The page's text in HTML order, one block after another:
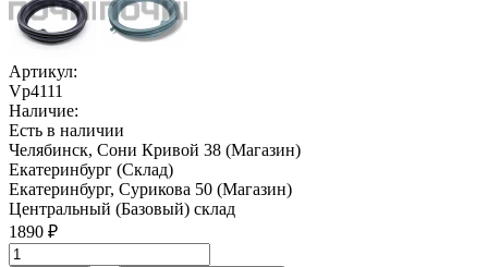
Артикул:
Vp4111
Наличие:
Есть в наличии
Челябинск, Сони Кривой 38 (Магазин)
Екатеринбург (Склад)
Екатеринбург, Сурикова 50 (Магазин)
Центральный (Базовый) склад
1890 ₽